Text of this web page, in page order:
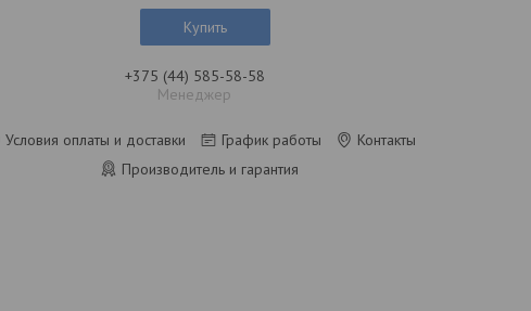
Купить
+375 (44) 585-58-58
Менеджер
Условия оплаты и доставки График работы
Контакты
Производитель и гарантия